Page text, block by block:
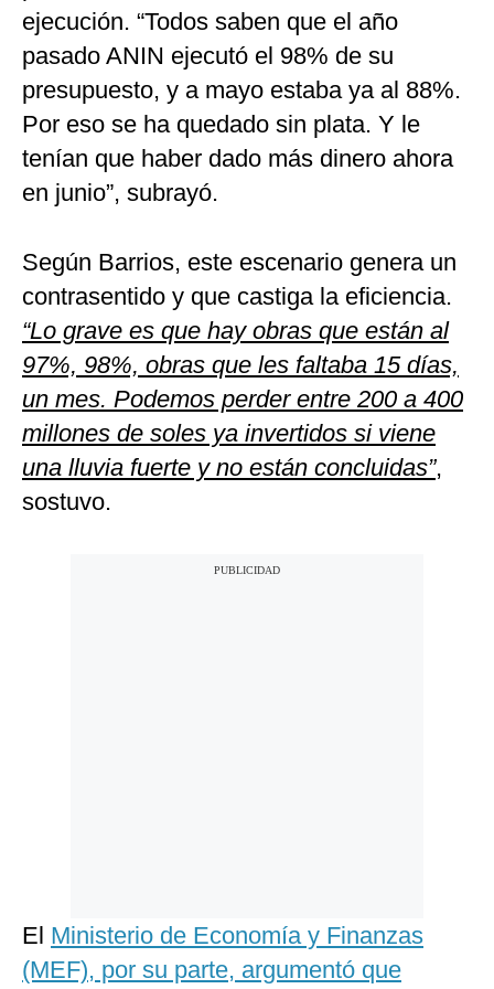
ejecución. “Todos saben que el año
pasado ANIN ejecutó el 98% de su
presupuesto, y a mayo estaba ya al 88%.
Por eso se ha quedado sin plata. Y le
tenían que haber dado más dinero ahora
en junio”, subrayó.
Según Barrios, este escenario genera un
contrasentido y que castiga la eficiencia.
“Lo grave es que hay obras que están al
97%, 98%, obras que les faltaba 15 días,
un mes. Podemos perder entre 200 a 400
millones de soles ya invertidos si viene
una lluvia fuerte y no están concluidas”,
sostuvo.
El Ministerio de Economía y Finanzas
(MEF), por su parte, argumentó que